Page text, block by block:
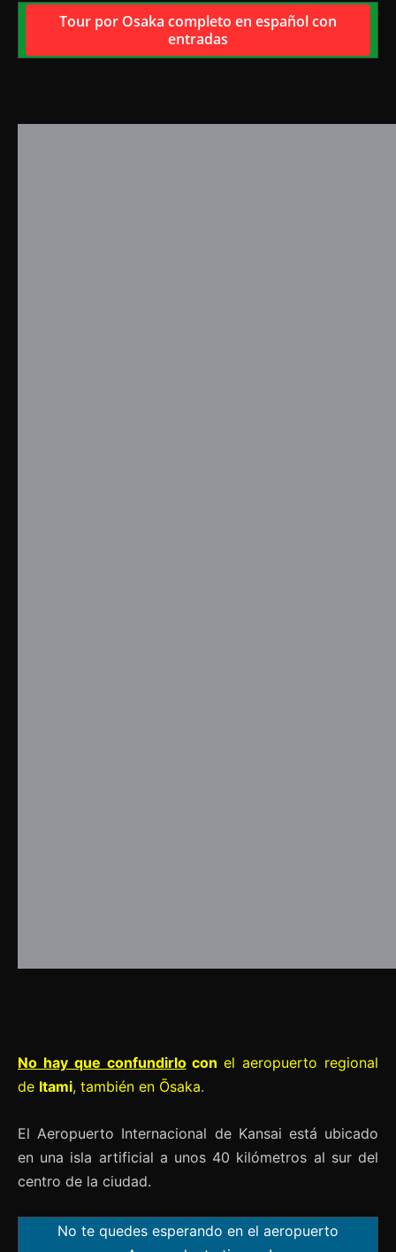
Tour por Osaka completo en español con
entradas
No hay que confundirloconel aeropuerto regional
de Itami, también en Ōsaka.
El Aeropuerto Internacional de Kansai está ubicado
en una isla artificial a unos 40 kilómetros al sur del
centro de la ciudad.
No te quedes esperando en el aeropuerto